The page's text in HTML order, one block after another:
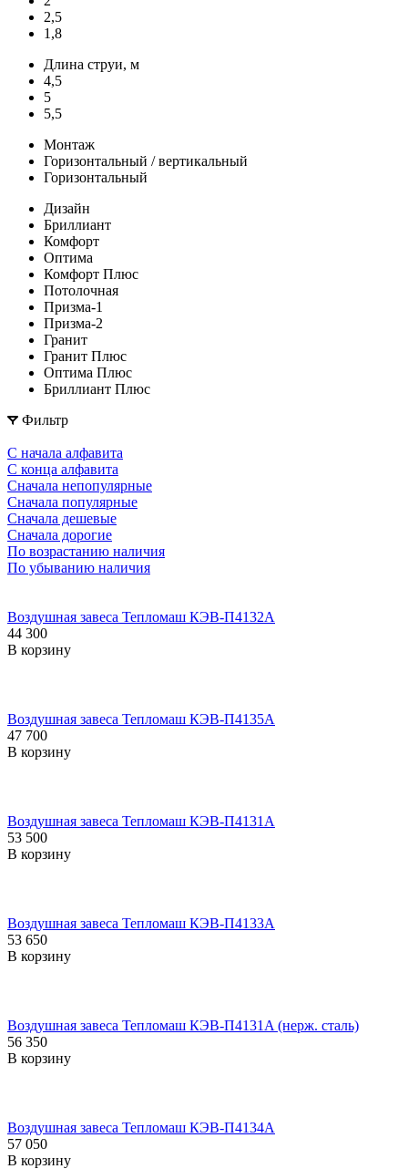
2,5
1,8
Длина струи, м
4,5
5
5,5
Монтаж
Горизонтальный / вертикальный
Горизонтальный
Дизайн
Бриллиант
Комфорт
Оптима
Комфорт Плюс
Потолочная
Призма-1
Призма-2
Гранит
Гранит Плюс
Оптима Плюс
Бриллиант Плюс
Фильтр
С начала алфавита
С конца алфавита
Сначала непопулярные
Сначала популярные
Сначала дешевые
Сначала дорогие
По возрастанию наличия
По убыванию наличия
Воздушная завеса Тепломаш КЭВ-П4132A
44 300
В корзину
Воздушная завеса Тепломаш КЭВ-П4135A
47 700
В корзину
Воздушная завеса Тепломаш КЭВ-П4131A
53 500
В корзину
Воздушная завеса Тепломаш КЭВ-П4133A
53 650
В корзину
Воздушная завеса Тепломаш КЭВ-П4131A (нерж. сталь)
56 350
В корзину
Воздушная завеса Тепломаш КЭВ-П4134A
57 050
В корзину